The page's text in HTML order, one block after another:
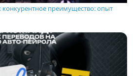
преимущество: опыт